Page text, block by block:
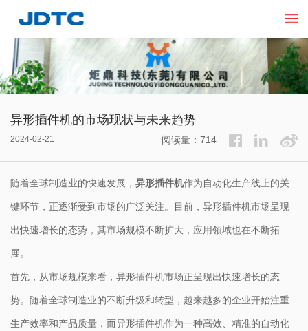
异形插件机的市场现状与未来趋势
2024-02-21 阅读量：714
随着全球制造业的快速发展， 异形插件机作为自动化生产线上的关
键环节，正逐渐受到市场的广泛关注。目前，异形插件机市场呈现
出快速增长的态势，其市场规模不断扩大，应用领域也在不断拓
展。
首先，从市场规模来看，异形插件机市场正呈现出快速增长的态
势。随着全球制造业的不断升级和转型，越来越多的企业开始注重
生产效率和产品质量，而异形插件机作为一种高效、精准的自动化